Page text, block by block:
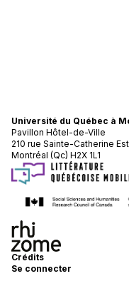
Université du Québec à
Pavillon Hôtel-de-Ville
210 rue Sainte-Catherine
Montréal (Qc) H2X 1L1
Crédits
Se connecter